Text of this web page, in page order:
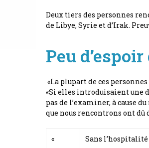
Deux tiers des personnes
de Libye, Syrie et d’Irak.
Peu
«La plupart de ces
«Si elles introduisaient une
pas de l’examiner, à cause
que nous rencontrons ont
« Sans